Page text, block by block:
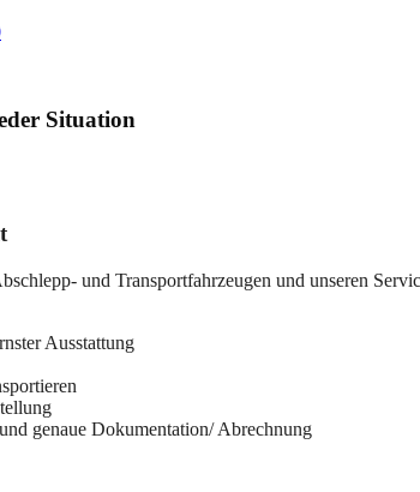
Situation
und Transportfahrzeugen und unseren
Ausstattung
genaue Dokumentation/ Abrechnung